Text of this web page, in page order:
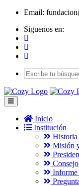
Email:
Siguenos en:
Inicio
Institución
Historia
Misión
Informe